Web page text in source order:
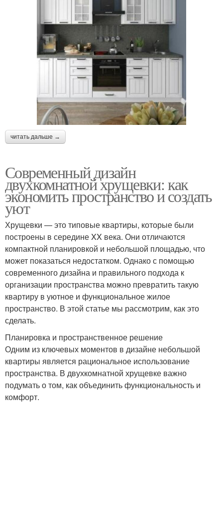
читать дальше →
Современный дизайн
двухкомнатной хрущевки: как
экономить пространство и создать
уют
Хрущевки — это типовые квартиры, которые были
построены в середине XX века. Они отличаются
компактной планировкой и небольшой площадью, что
может показаться недостатком. Однако с помощью
современного дизайна и правильного подхода к
организации пространства можно превратить такую
квартиру в уютное и функциональное жилое
пространство. В этой статье мы рассмотрим, как это
сделать.
Планировка и пространственное решение
Одним из ключевых моментов в дизайне небольшой
квартиры является рациональное использование
пространства. В двухкомнатной хрущевке важно
подумать о том, как объединить функциональность и
комфорт.